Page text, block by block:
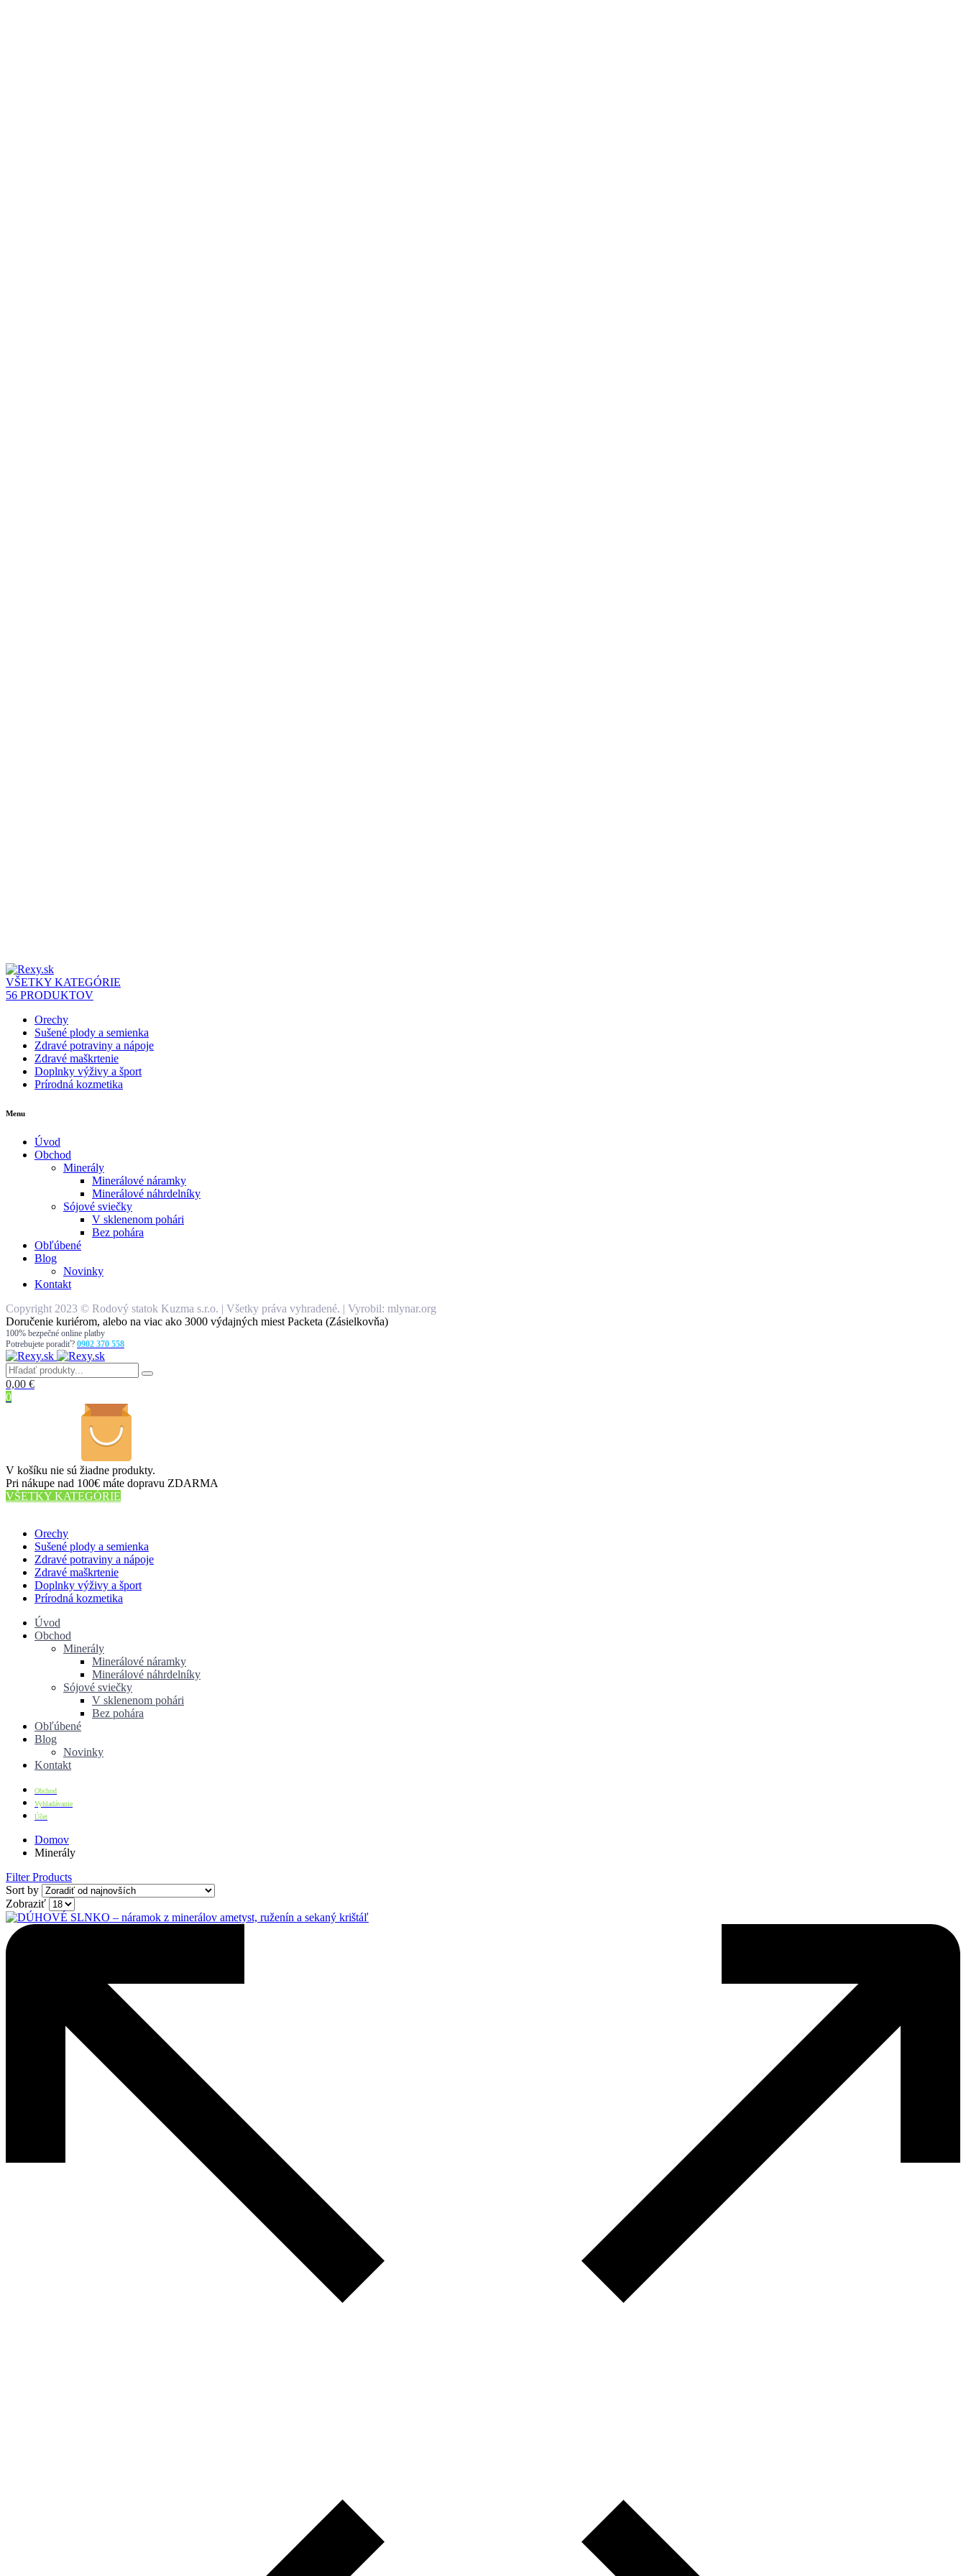
VŠETKY KATEGÓRIE
56 PRODUKTOV
Orechy
Sušené plody a semienka
Zdravé potraviny a nápoje
Zdravé maškrtenie
Doplnky výživy a šport
Prírodná kozmetika
Menu
Úvod
Obchod
Minerály
Minerálové náramky
Minerálové náhrdelníky
Sójové sviečky
V sklenenom pohári
Bez pohára
Obľúbené
Blog
Novinky
Kontakt
Copyright 2023 © Rodový statok Kuzma s.r.o. | Všetky práva vyhradené. | Vyrobil: mlynar.org
Doručenie kuriérom, alebo na viac ako 3000 výdajných miest Packeta (Zásielkovňa)
100% bezpečné online platby
Potrebujete poradiť? 0902 370 558
0,00 €
0
V košíku nie sú žiadne produkty.
Pri nákupe nad 100€ máte dopravu ZDARMA
VŠETKY KATEGÓRIE
Orechy
Sušené plody a semienka
Zdravé potraviny a nápoje
Zdravé maškrtenie
Doplnky výživy a šport
Prírodná kozmetika
Úvod
Obchod
Minerály
Minerálové náramky
Minerálové náhrdelníky
Sójové sviečky
V sklenenom pohári
Bez pohára
Obľúbené
Blog
Novinky
Kontakt
Obchod
Vyhladávanie
Účet
Domov
Minerály
Filter Products
Sort by
Zobraziť